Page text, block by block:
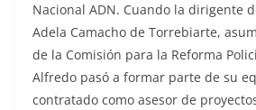
Nacional ADN. Cuando la dirigente
Adela Camacho de Torrebiarte,
de la Comisión para la Reforma
Alfredo pasó a formar parte de su
contratado como asesor de